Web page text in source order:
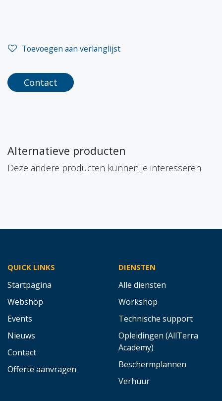
Toevoegen aan verlanglijst
Contact
Alternatieve producten
Deze andere producten kunnen je interesseren
QUICK LINKS
Startpagina
Webshop
Events
Nieuws
Contact
Offerte aanvragen
DIENSTEN
Alle diensten
Workshop
Technische support
Opleidingen (AllTerra
Academy)
Beschermplannen
Verhuur